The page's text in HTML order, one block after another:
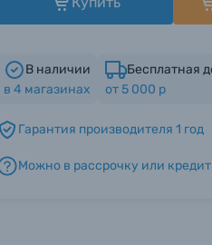
В наличии
в 4 магазинах
Бесплатная
от 5 000 р
Гарантия производителя 1 год
Можно в рассрочку или кредит